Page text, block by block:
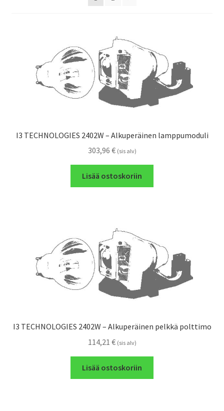
I3 TECHNOLOGIES 2402W – Alkuperäinen lamppumoduli
303,96 € (sis alv)
Lisää ostoskoriin
I3 TECHNOLOGIES 2402W – Alkuperäinen pelkkä polttimo
114,21 € (sis alv)
Lisää ostoskoriin